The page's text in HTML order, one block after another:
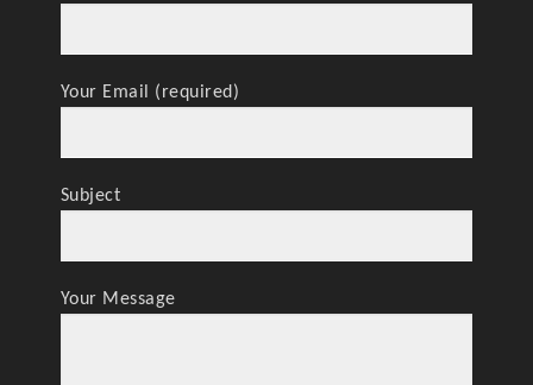
Your Email (required)
Subject
Your Message